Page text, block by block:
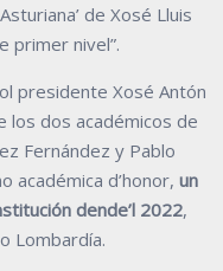
de Xosé Lluis
primer nivel”.
presidente Xosé Antón
los dos académicos de
Fernández y Pablo
académica d’honor, un
dende’l 2022,
Lombardía.